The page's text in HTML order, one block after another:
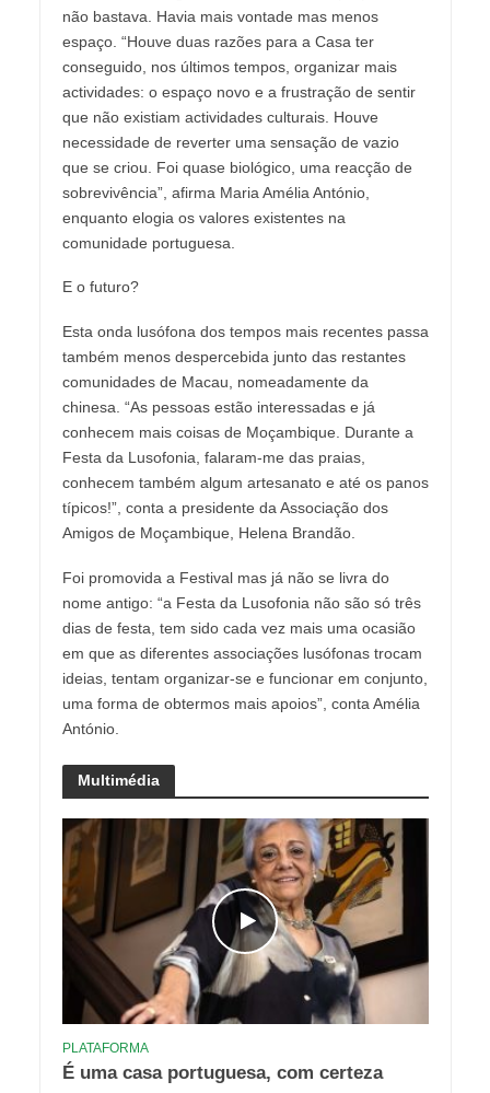
não bastava. Havia mais vontade mas menos
espaço. “Houve duas razões para a Casa ter
conseguido, nos últimos tempos, organizar mais
actividades: o espaço novo e a frustração de sentir
que não existiam actividades culturais. Houve
necessidade de reverter uma sensação de vazio
que se criou. Foi quase biológico, uma reacção de
sobrevivência”, afirma Maria Amélia António,
enquanto elogia os valores existentes na
comunidade portuguesa.
E o futuro?
Esta onda lusófona dos tempos mais recentes passa
também menos despercebida junto das restantes
comunidades de Macau, nomeadamente da
chinesa. “As pessoas estão interessadas e já
conhecem mais coisas de Moçambique. Durante a
Festa da Lusofonia, falaram-me das praias,
conhecem também algum artesanato e até os panos
típicos!”, conta a presidente da Associação dos
Amigos de Moçambique, Helena Brandão.
Foi promovida a Festival mas já não se livra do
nome antigo: “a Festa da Lusofonia não são só três
dias de festa, tem sido cada vez mais uma ocasião
em que as diferentes associações lusófonas trocam
ideias, tentam organizar-se e funcionar em conjunto,
uma forma de obtermos mais apoios”, conta Amélia
António.
Multimédia
PLATAFORMA
É uma casa portuguesa, com certeza